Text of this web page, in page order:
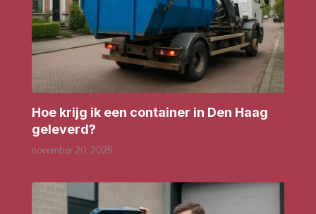
Hoe krijg ik een container in Den Haag
geleverd?
november 20, 2025